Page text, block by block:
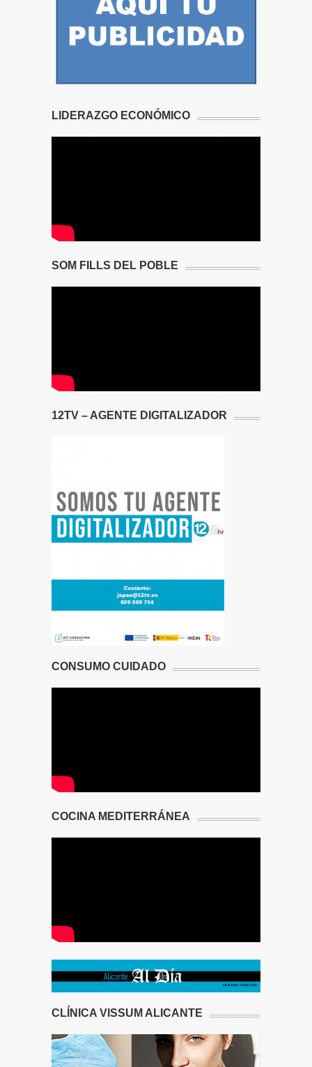
LIDERAZGO ECONÓMICO
SOM FILLS DEL POBLE
12TV – AGENTE DIGITALIZADOR
CONSUMO CUIDADO
COCINA MEDITERRÁNEA
CLÍNICA VISSUM ALICANTE